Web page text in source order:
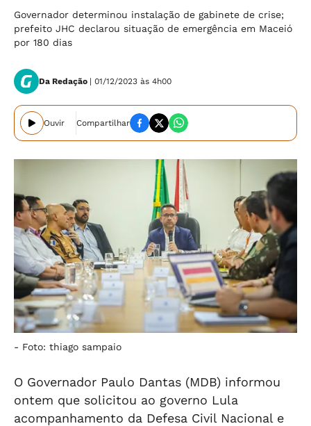
Governador determinou instalação de gabinete de crise;
prefeito JHC declarou situação de emergência em Maceió
por 180 dias
Da Redação | 01/12/2023 às 4h00
Ouvir Compartilhar
- Foto: thiago sampaio
O Governador Paulo Dantas (MDB) informou
ontem que solicitou ao governo Lula
acompanhamento da Defesa Civil Nacional e